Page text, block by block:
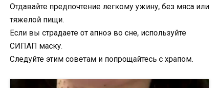
Отдавайте предпочтение легкому ужину, без мяса или
тяжелой пищи.
Если вы страдаете от апноэ во сне, используйте
СИПАП маску.
Следуйте этим советам и попрощайтесь с храпом.